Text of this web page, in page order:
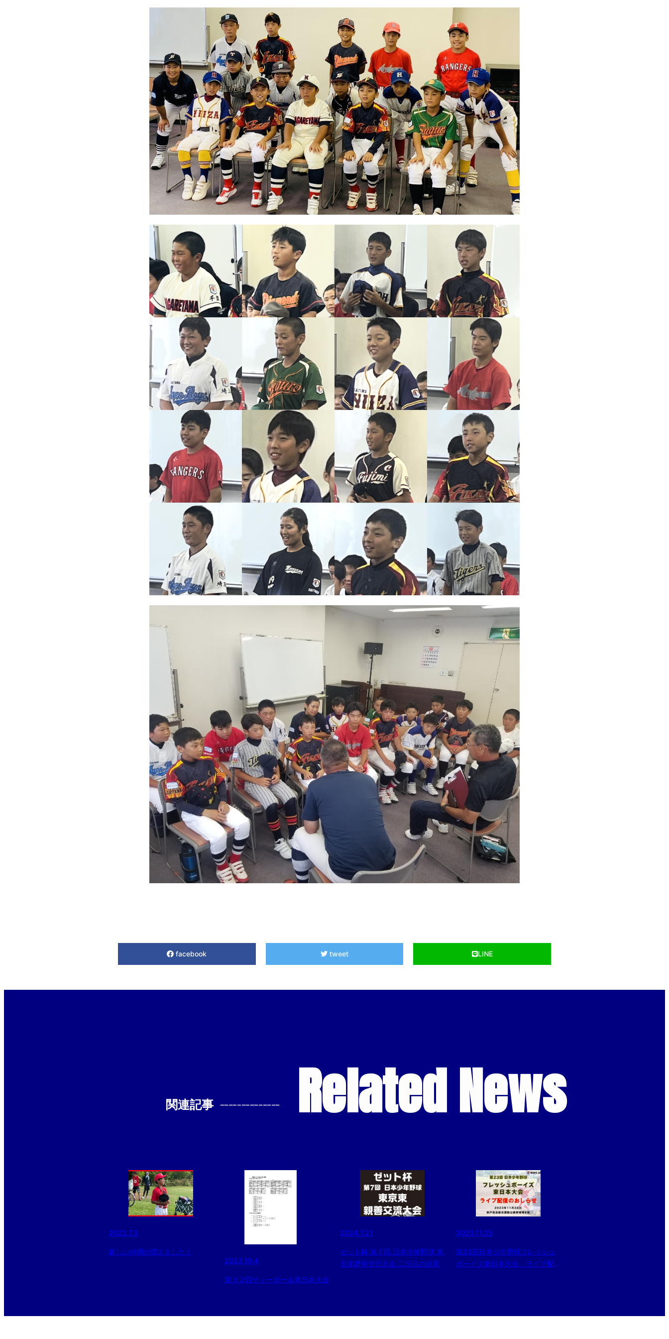
facebook tweet LINE
関連記事 -------------- Related News
2022.7.3
新しい仲間が増えました！
2022.10.4
第３２回ティーボール東日本大会
2024.7.21
ゼット杯 第７回 日本少年野球 東
京東親善交流大会 二日目の結果
2023.11.25
第23回日本少年野球フレッシュ
ボーイズ東日本大会 ライブ配信